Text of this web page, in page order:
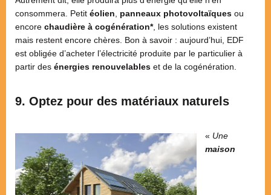
consommera. Petit éolien, panneaux photovoltaïques ou
encore chaudière à cogénération*, les solutions existent
mais restent encore chères. Bon à savoir : aujourd’hui, EDF
est obligée d’acheter l’électricité produite par le particulier à
partir des énergies renouvelables et de la cogénération.
9. Optez pour des matériaux naturels
« Une
maison